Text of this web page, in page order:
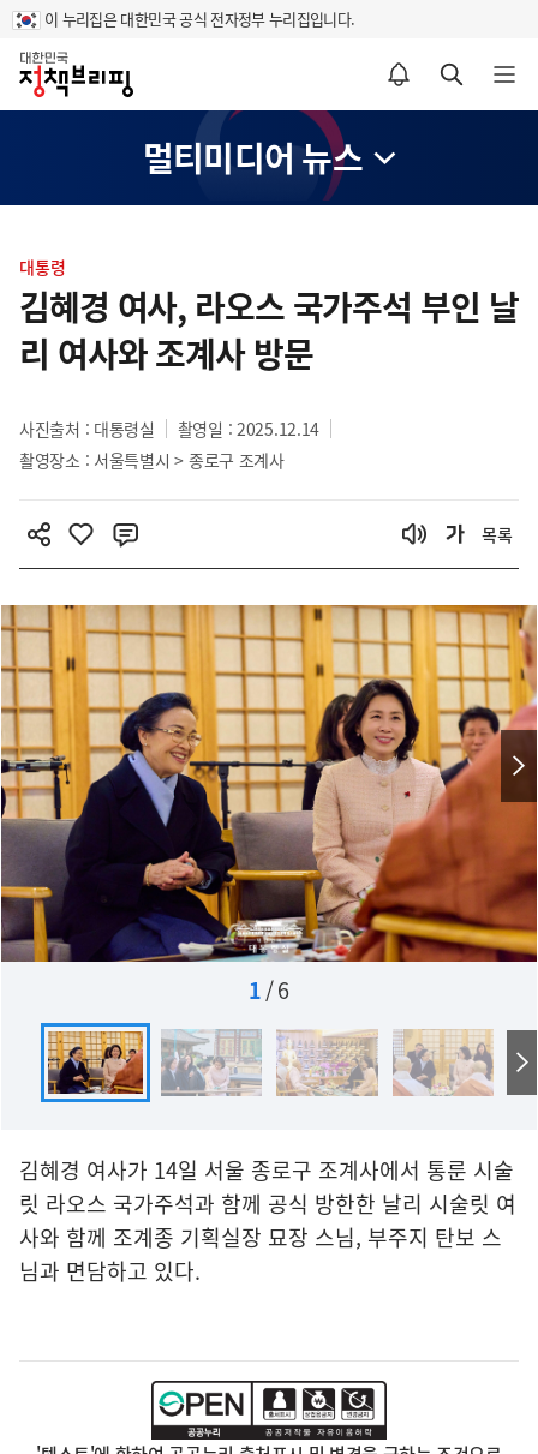
이 누리집은 대한민국 공식 전자정부 누리집입니다.
홈
알림설정 바로가기 검색 바로가기 메뉴 열기
멀티미디어 뉴스
텐
츠
영
역
대통령
김혜경 여사, 라오스 국가주석 부인 날
리 여사와 조계사 방문
사진출처 : 대통령실
촬영일 : 2025.12.14
촬영장소 : 서울특별시 > 종로구 조계사
목록
1/6
김혜경 여사가 14일 서울 종로구 조계사에서 통룬 시술
릿 라오스 국가주석과 함께 공식 방한한 날리 시술릿 여
사와 함께 조계종 기획실장 묘장 스님, 부주지 탄보 스
님과 면담하고 있다.